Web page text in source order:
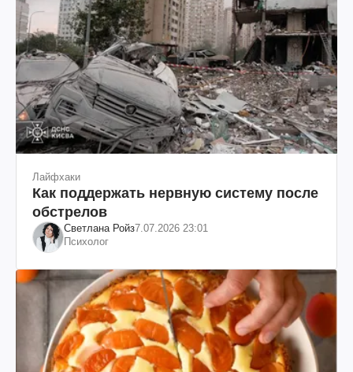
Лайфхаки
Как поддержать нервную систему после
обстрелов
Светлана Ройз7.07.2026 23:01
Психолог